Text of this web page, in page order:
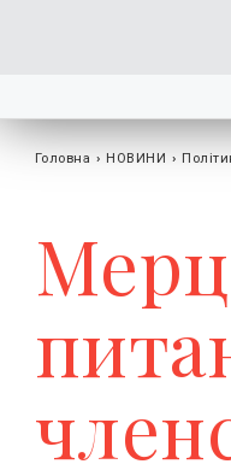
Головна › НОВИНИ ›